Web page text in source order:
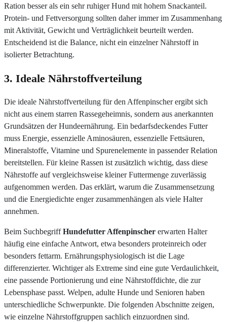
Ration besser als ein sehr ruhiger Hund mit hohem Snackanteil.
Protein- und Fettversorgung sollten daher immer im Zusammenhang
mit Aktivität, Gewicht und Verträglichkeit beurteilt werden.
Entscheidend ist die Balance, nicht ein einzelner Nährstoff in
isolierter Betrachtung.
3. Ideale Nährstoffverteilung
Die ideale Nährstoffverteilung für den Affenpinscher ergibt sich
nicht aus einem starren Rassegeheimnis, sondern aus anerkannten
Grundsätzen der Hundeernährung. Ein bedarfsdeckendes Futter
muss Energie, essenzielle Aminosäuren, essenzielle Fettsäuren,
Mineralstoffe, Vitamine und Spurenelemente in passender Relation
bereitstellen. Für kleine Rassen ist zusätzlich wichtig, dass diese
Nährstoffe auf vergleichsweise kleiner Futtermenge zuverlässig
aufgenommen werden. Das erklärt, warum die Zusammensetzung
und die Energiedichte enger zusammenhängen als viele Halter
annehmen.
Beim SuchbegriffHundefutter Affenpinscher erwarten Halter
häufig eine einfache Antwort, etwa besonders proteinreich oder
besonders fettarm. Ernährungsphysiologisch ist die Lage
differenzierter. Wichtiger als Extreme sind eine gute Verdaulichkeit,
eine passende Portionierung und eine Nährstoffdichte, die zur
Lebensphase passt. Welpen, adulte Hunde und Senioren haben
unterschiedliche Schwerpunkte. Die folgenden Abschnitte zeigen,
wie einzelne Nährstoffgruppen sachlich einzuordnen sind.